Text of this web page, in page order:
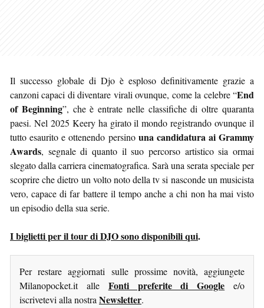
Il successo globale di Djo è esploso definitivamente grazie a
canzoni capaci di diventare virali ovunque, come la celebre “End
of Beginning”, che è entrate nelle classifiche di oltre quaranta
paesi. Nel 2025 Keery ha girato il mondo registrando ovunque il
tutto esaurito e ottenendo persino una candidatura ai Grammy
Awards, segnale di quanto il suo percorso artistico sia ormai
slegato dalla carriera cinematografica. Sarà una serata speciale per
scoprire che dietro un volto noto della tv si nasconde un musicista
vero, capace di far battere il tempo anche a chi non ha mai visto
un episodio della sua serie.
I biglietti per il tour di DJO sono disponibili qui.
Per restare aggiornati sulle prossime novità, aggiungete
Milanopocket.it alle Fonti preferite di Google e/o
iscrivetevi alla nostra Newsletter.